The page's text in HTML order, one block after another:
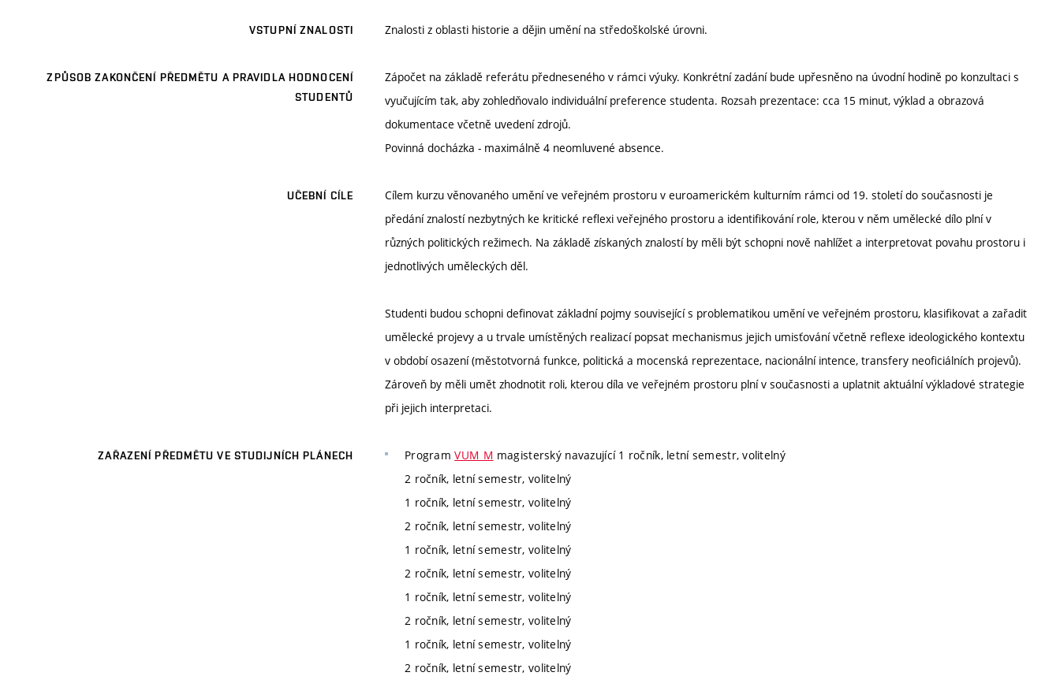
VSTUPNÍ ZNALOSTI Znalosti z oblasti historie a dějin umění na středoškolské úrovni.
ZPŮSOB ZAKONČENÍ PŘEDMĚTU A PRAVIDLA HODNOCENÍ
STUDENTŮ
Zápočet na základě referátu předneseného v rámci výuky. Konkrétní zadání bude upřesněno na úvodní hodině po konzultaci s
vyučujícím tak, aby zohledňovalo individuální preference studenta. Rozsah prezentace: cca 15 minut, výklad a obrazová
dokumentace včetně uvedení zdrojů.
Povinná docházka - maximálně 4 neomluvené absence.
UČEBNÍ CÍLE
Cílem kurzu věnovaného umění ve veřejném prostoru v euroamerickém kulturním rámci od 19. století do současnosti je
předání znalostí nezbytných ke kritické reflexi veřejného prostoru a identifikování role, kterou v něm umělecké dílo plní v
různých politických režimech. Na základě získaných znalostí by měli být schopni nově nahlížet a interpretovat povahu prostoru i
jednotlivých uměleckých děl.
Studenti budou schopni definovat základní pojmy související s problematikou umění ve veřejném prostoru, klasifikovat a zařadit
umělecké projevy a u trvale umístěných realizací popsat mechanismus jejich umisťování včetně reflexe ideologického kontextu
v období osazení (městotvorná funkce, politická a mocenská reprezentace, nacionální intence, transfery neoficiálních projevů).
Zároveň by měli umět zhodnotit roli, kterou díla ve veřejném prostoru plní v současnosti a uplatnit aktuální výkladové strategie
při jejich interpretaci.
ZAŘAZENÍ PŘEDMĚTU VE STUDIJNÍCH PLÁNECH ProgramVUM_M magisterský navazující 1 ročník, letní semestr, volitelný
2 ročník, letní semestr, volitelný
1 ročník, letní semestr, volitelný
2 ročník, letní semestr, volitelný
1 ročník, letní semestr, volitelný
2 ročník, letní semestr, volitelný
1 ročník, letní semestr, volitelný
2 ročník, letní semestr, volitelný
1 ročník, letní semestr, volitelný
2 ročník, letní semestr, volitelný